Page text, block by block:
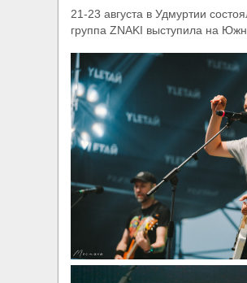
21-23 августа в Удмуртии
группа ZNAKI выступила на